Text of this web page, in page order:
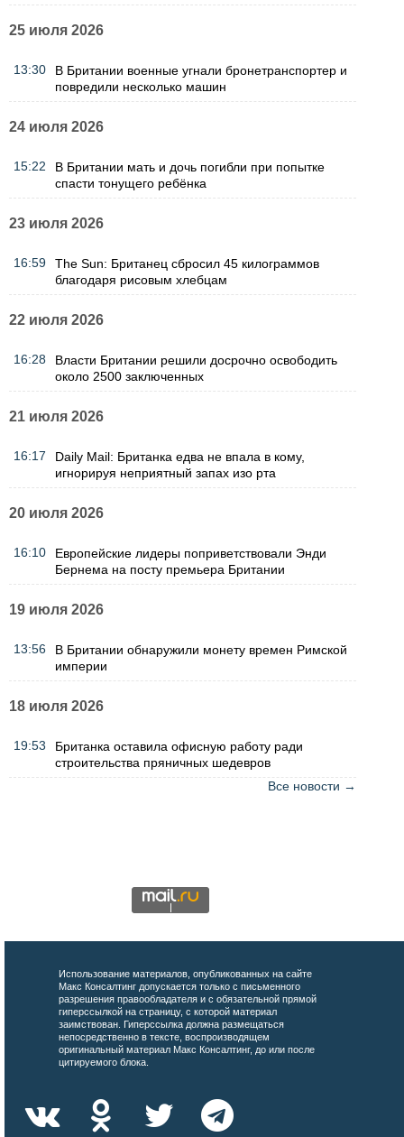
25 июля 2026
13:30
В Британии военные угнали бронетранспортер и
повредили несколько машин
24 июля 2026
15:22
В Британии мать и дочь погибли при попытке
спасти тонущего ребёнка
23 июля 2026
16:59
The Sun: Британец сбросил 45 килограммов
благодаря рисовым хлебцам
22 июля 2026
16:28
Власти Британии решили досрочно освободить
около 2500 заключенных
21 июля 2026
16:17
Daily Mail: Британка едва не впала в кому,
игнорируя неприятный запах изо рта
20 июля 2026
16:10
Европейские лидеры поприветствовали Энди
Бернема на посту премьера Британии
19 июля 2026
13:56
В Британии обнаружили монету времен Римской
империи
18 июля 2026
19:53
Британка оставила офисную работу ради
строительства пряничных шедевров
Все новости →
Использование материалов, опубликованных на сайте
Макс Консалтинг допускается только с письменного
разрешения правообладателя и с обязательной прямой
гиперссылкой на страницу, с которой материал
заимствован. Гиперссылка должна размещаться
непосредственно в тексте, воспроизводящем
оригинальный материал Макс Консалтинг, до или после
цитируемого блока.